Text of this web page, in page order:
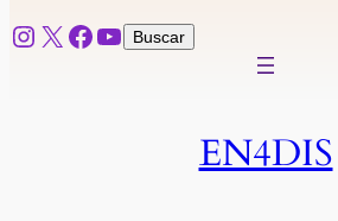
Instagram
X Facebook
YouTube
Buscar
Buscar
EN4DIS